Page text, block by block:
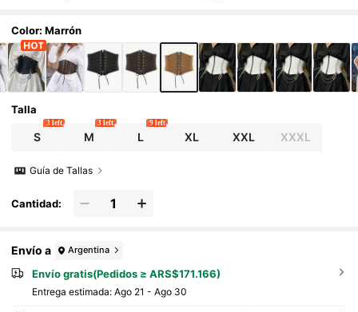
o diario
Color: Marrón
Talla
S
3 left
M
3 left
L
9 left
XL XXL XXXL
Guía de Tallas
Cantidad:
Envío a Argentina
Envío gratis(Pedidos ≥ ARS$171.166)
Entrega estimada: Ago 21 - Ago 30